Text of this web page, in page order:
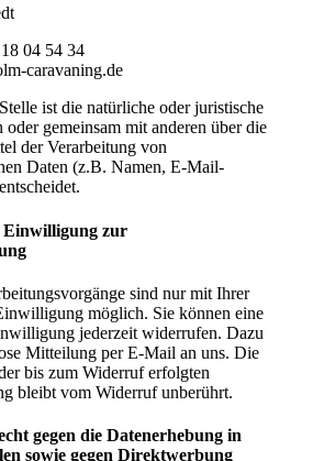
04 54 34
caravaning.de
ist die natürliche oder juristische
oder gemeinsam mit anderen über die
der Verarbeitung von
Daten (z.B. Namen, E-Mail-
zur
sind nur mit Ihrer
möglich. Sie können eine
jederzeit widerrufen. Dazu
Mitteilung per E-Mail an uns. Die
bis zum Widerruf erfolgten
bleibt vom Widerruf unberührt.
gegen die Datenerhebung in
sowie gegen Direktwerbung